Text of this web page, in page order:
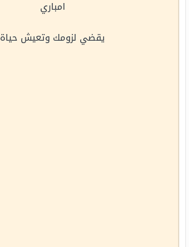
امباري
يقضي لزومك وتعيش حياة